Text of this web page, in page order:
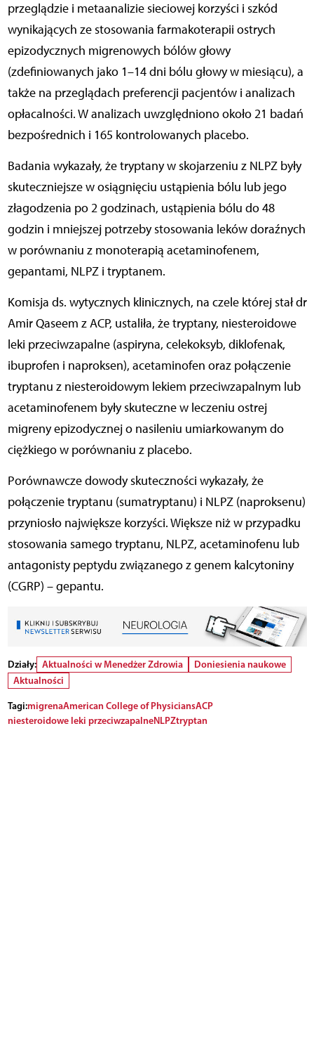
przeglądzie i metaanalizie sieciowej korzyści i szkód
wynikających ze stosowania farmakoterapii ostrych
epizodycznych migrenowych bólów głowy
(zdefiniowanych jako 1–14 dni bólu głowy w miesiącu), a
także na przeglądach preferencji pacjentów i analizach
opłacalności. W analizach uwzględniono około 21 badań
bezpośrednich i 165 kontrolowanych placebo.
Badania wykazały, że tryptany w skojarzeniu z NLPZ były
skuteczniejsze w osiągnięciu ustąpienia bólu lub jego
złagodzenia po 2 godzinach, ustąpienia bólu do 48
godzin i mniejszej potrzeby stosowania leków doraźnych
w porównaniu z monoterapią acetaminofenem,
gepantami, NLPZ i tryptanem.
Komisja ds. wytycznych klinicznych, na czele której stał dr
Amir Qaseem z ACP, ustaliła, że tryptany, niesteroidowe
leki przeciwzapalne (aspiryna, celekoksyb, diklofenak,
ibuprofen i naproksen), acetaminofen oraz połączenie
tryptanu z niesteroidowym lekiem przeciwzapalnym lub
acetaminofenem były skuteczne w leczeniu ostrej
migreny epizodycznej o nasileniu umiarkowanym do
ciężkiego w porównaniu z placebo.
Porównawcze dowody skuteczności wykazały, że
połączenie tryptanu (sumatryptanu) i NLPZ (naproksenu)
przyniosło największe korzyści. Większe niż w przypadku
stosowania samego tryptanu, NLPZ, acetaminofenu lub
antagonisty peptydu związanego z genem kalcytoniny
(CGRP) – gepantu.
Działy: Aktualności w Menedżer Zdrowia
Doniesienia naukowe
Aktualności
Tagi:migrenaAmerican College of PhysiciansACP
niesteroidowe leki przeciwzapalneNLPZtryptan